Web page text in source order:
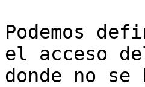
Podemos
el acceso
donde no se